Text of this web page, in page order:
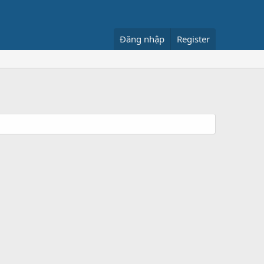
Đăng nhập Register